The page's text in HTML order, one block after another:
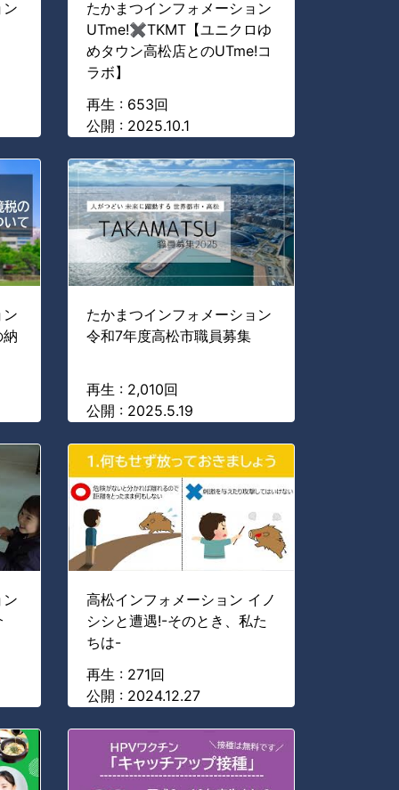
たかまつインフォメーション
UTme!✖TKMT【ユニクロゆ
めタウン高松店とのUTme!コ
ラボ】
再生 : 653回
公開 : 2025.10.1
たかまつインフォメーション
令和7年度高松市職員募集
再生 : 2,010回
公開 : 2025.5.19
高松インフォメーション イノ
シシと遭遇!-そのとき、私た
ちは-
再生 : 271回
公開 : 2024.12.27